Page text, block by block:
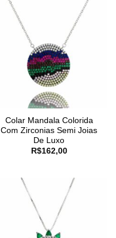
Colar Mandala Colorida
Com Zirconias Semi Joias
De Luxo
R$162,00